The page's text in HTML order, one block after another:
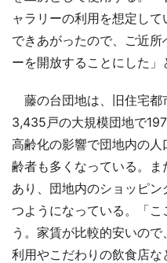
ャラリーの利用を想定し
できあがったので、ご近
ーを開放することにした」
藤の台団地は、旧住宅都
3,435戸の大規模団地で
高齢化の影響で団地内の
齢者も多くなっている。
あり、団地内のショッピ
つようになっている。「
う。家賃が比較的安いの
利用やこだわりの飲食店